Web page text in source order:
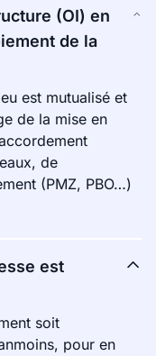
(OI) en
de la
est mutualisé et
de la mise en
de
(PMZ, PBO…)
est
soit
pour en